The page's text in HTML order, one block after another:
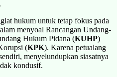
hukum untuk tetap fokus pada
menyoal Rancangan Undang-
Hukum Pidana (KUHP)
(KPK). Karena petualang
menyelundupkan siasatnya
kondusif.